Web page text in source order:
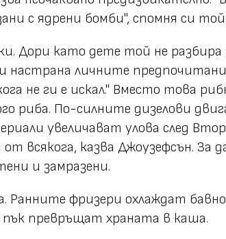
с ядрени бомби", спомня си той.
Дори като дете той не разбира
настрана личните
не ги е искал." Вместо това
риба. По-силните дизелови
увеличават улова след
всякога, казва Джоузефсън. За
и замразени.
Ранните фризери охлаждат
пък превръщат храната в каша.